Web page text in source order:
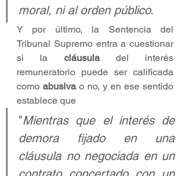
moral, ni al orden público.
Y por último, la Sentencia del
Tribunal Supremo entra a cuestionar
si la cláusula del interés
remuneratorio puede ser calificada
como abusiva o no, y en ese sentido
establece que
"Mientras que el interés de
demora fijado en una
cláusula no negociada en un